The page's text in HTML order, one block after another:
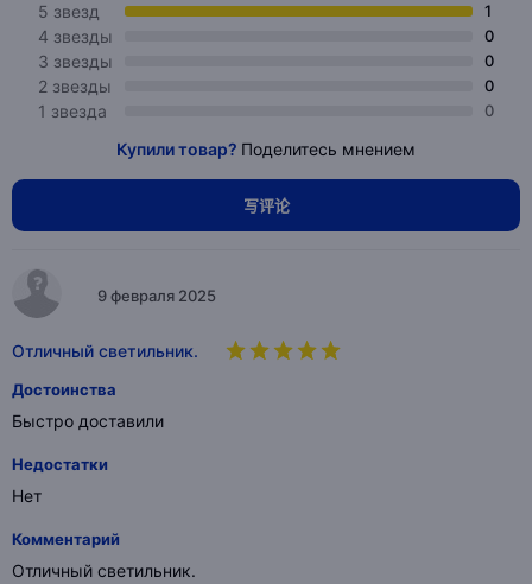
5 звезд
1
4 звезды 0
3 звезды 0
2 звезды 0
1 звезда 0
Купили товар? Поделитесь мнением
写评论
9 февраля 2025
Отличный светильник.
Достоинства
Быстро доставили
Недостатки
Нет
Комментарий
Отличный светильник.